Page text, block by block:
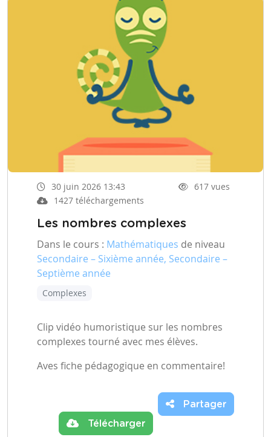
30 juin 2026 13:43
617 vues
1427 téléchargements
Les nombres complexes
Dans le cours : Mathématiques de niveau
Secondaire – Sixième année, Secondaire –
Septième année
Complexes
Clip vidéo humoristique sur les nombres
complexes tourné avec mes élèves.
Aves fiche pédagogique en commentaire!
Télécharger
Partager